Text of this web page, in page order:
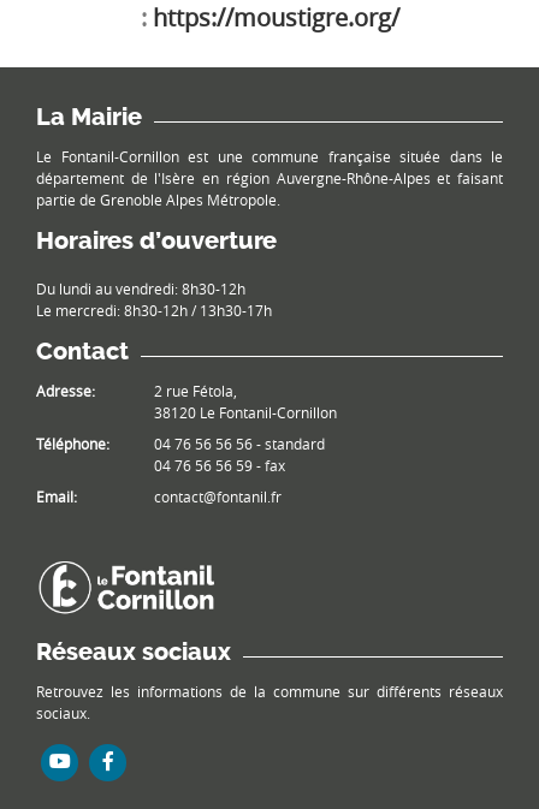
:https://moustigre.org/
La Mairie
Le Fontanil-Cornillon est une commune française située dans le
département de l'Isère en région Auvergne-Rhône-Alpes et faisant
partie de Grenoble Alpes Métropole.
Horaires d’ouverture
Du lundi au vendredi: 8h30-12h
Le mercredi: 8h30-12h / 13h30-17h
Contact
Adresse:
2 rue Fétola,
38120 Le Fontanil-Cornillon
Téléphone:
04 76 56 56 56 - standard
04 76 56 56 59 - fax
Email:
contact@fontanil.fr
Réseaux sociaux
Retrouvez les informations de la commune sur différents réseaux
sociaux.